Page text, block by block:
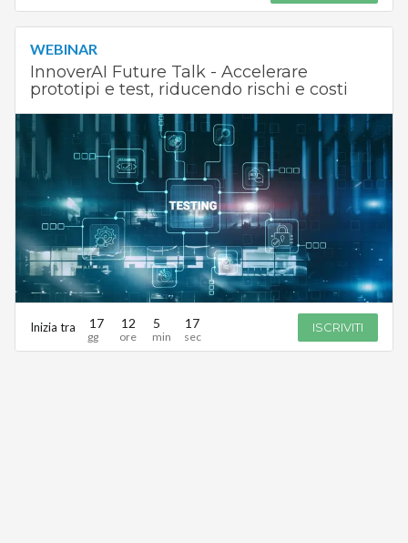
WEBINAR
InnoverAI Future Talk - Accelerare
prototipi e test, riducendo rischi e costi
Inizia tra 17 12 5 17 ISCRIVITI